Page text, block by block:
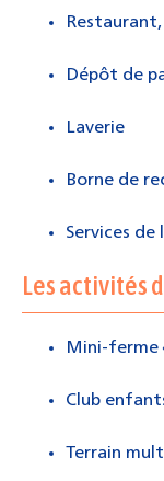
Dépôt de
Laverie
Borne de
Services de
Les activités
Mini-ferme
Club
Terrain